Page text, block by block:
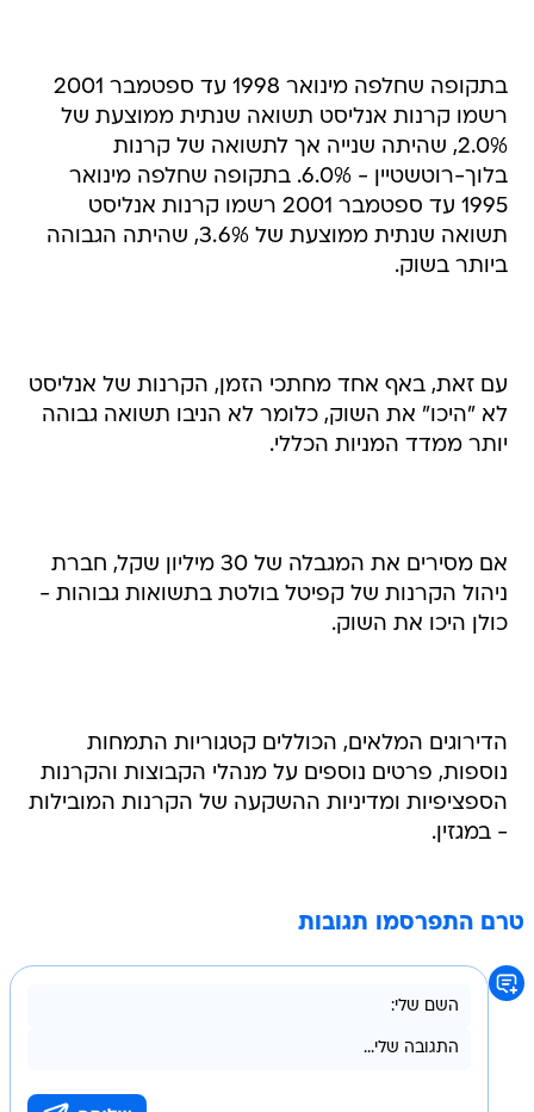
בתקופה שחלפה מינואר 1998 עד ספטמבר 2001
רשמו קרנות אנליסט תשואה שנתית ממוצעת של
2.0%, שהיתה שנייה אך לתשואה של קרנות
בלוך-רוטשטיין - 6.0%. בתקופה שחלפה מינואר
1995 עד ספטמבר 2001 רשמו קרנות אנליסט
תשואה שנתית ממוצעת של 3.6%, שהיתה הגבוהה
ביותר בשוק.
עם זאת, באף אחד מחתכי הזמן, הקרנות של אנליסט
לא "היכו" את השוק, כלומר לא הניבו תשואה גבוהה
יותר ממדד המניות הכללי.
אם מסירים את המגבלה של 30 מיליון שקל, חברת
ניהול הקרנות של קפיטל בולטת בתשואות גבוהות -
כולן היכו את השוק.
הדירוגים המלאים, הכוללים קטגוריות התמחות
נוספות, פרטים נוספים על מנהלי הקבוצות והקרנות
הספציפיות ומדיניות ההשקעה של הקרנות המובילות
- במגזין.
טרם התפרסמו תגובות